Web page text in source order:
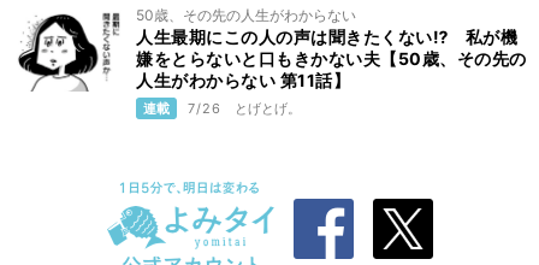
50歳、その先の人生がわからない
人生最期にこの人の声は聞きたくない⁉ 私が機
嫌をとらないと口もきかない夫【50歳、その先の
人生がわからない 第11話】
連載 7/26 とげとげ。